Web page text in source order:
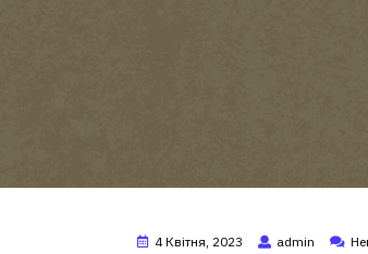
4 Квітня, 2023 admin